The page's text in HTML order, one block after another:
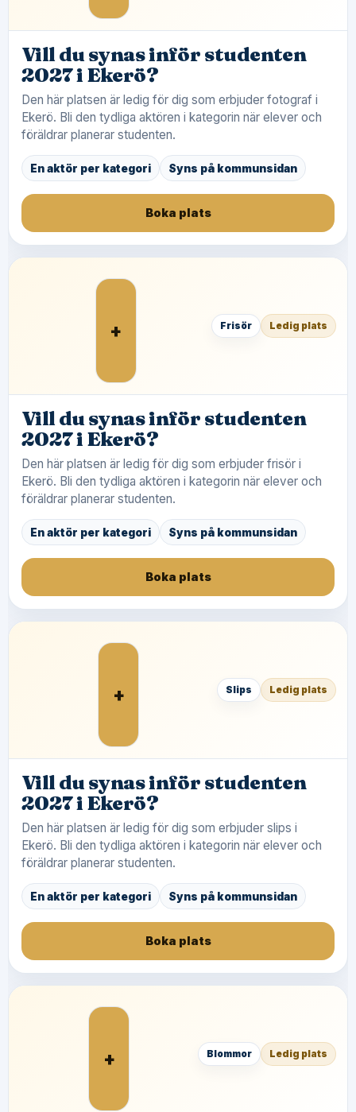
Vill du synas inför studenten
2027 i Ekerö?
Den här platsen är ledig för dig som erbjuder fotograf i
Ekerö. Bli den tydliga aktören i kategorin när elever och
föräldrar planerar studenten.
En aktör per kategori Syns på kommunsidan
Boka plats
+ Frisör Ledig plats
Vill du synas inför studenten
2027 i Ekerö?
Den här platsen är ledig för dig som erbjuder frisör i
Ekerö. Bli den tydliga aktören i kategorin när elever och
föräldrar planerar studenten.
En aktör per kategori Syns på kommunsidan
Boka plats
+ Slips Ledig plats
Vill du synas inför studenten
2027 i Ekerö?
Den här platsen är ledig för dig som erbjuder slips i
Ekerö. Bli den tydliga aktören i kategorin när elever och
föräldrar planerar studenten.
En aktör per kategori Syns på kommunsidan
Boka plats
+ Blommor Ledig plats